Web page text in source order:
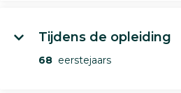
Tijdens de opleiding
68 eerstejaars